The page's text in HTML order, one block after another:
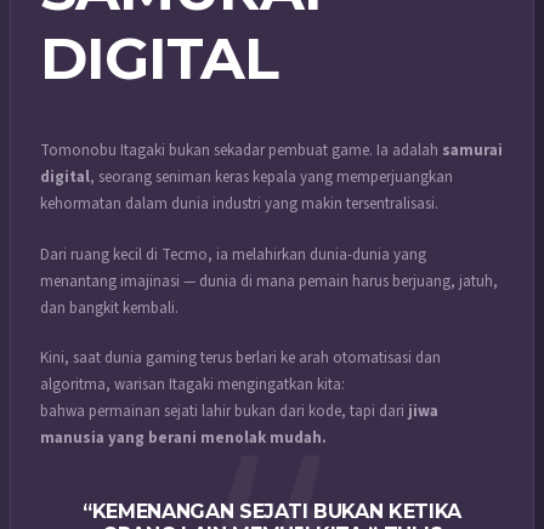
DIGITAL
Tomonobu Itagaki bukan sekadar pembuat game. Ia adalah samurai
digital, seorang seniman keras kepala yang memperjuangkan
kehormatan dalam dunia industri yang makin tersentralisasi.
Dari ruang kecil di Tecmo, ia melahirkan dunia-dunia yang
menantang imajinasi — dunia di mana pemain harus berjuang, jatuh,
dan bangkit kembali.
Kini, saat dunia gaming terus berlari ke arah otomatisasi dan
algoritma, warisan Itagaki mengingatkan kita:
bahwa permainan sejati lahir bukan dari kode, tapi dari jiwa
manusia yang berani menolak mudah.
“KEMENANGAN SEJATI BUKAN KETIKA